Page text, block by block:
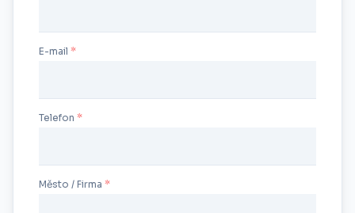
E-mail
Telefon
Město / Firma